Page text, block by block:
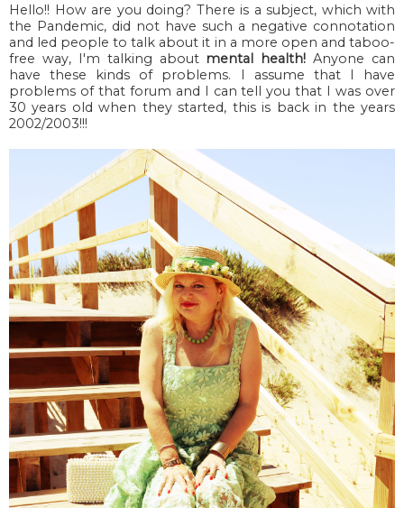
Hello!! How are you doing? There is a subject, which with
the Pandemic, did not have such a negative connotation
and led people to talk about it in a more open and taboo-
free way, I'm talking about mental health! Anyone can
have these kinds of problems. I assume that I have
problems of that forum and I can tell you that I was over
30 years old when they started, this is back in the years
2002/2003!!!